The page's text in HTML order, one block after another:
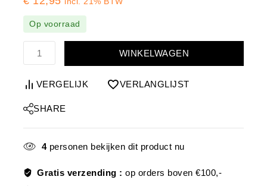
Op voorraad
WINKELWAGEN
VERGELIJK VERLANGLIJST
SHARE
4personen bekijken dit product nu
Gratis verzending :op orders boven €100,-